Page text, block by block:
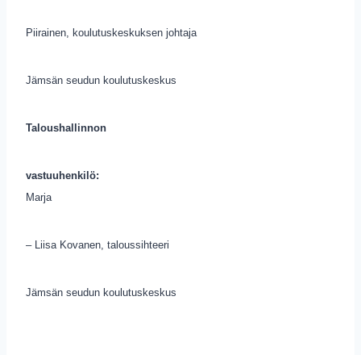
Piirainen, koulutuskeskuksen johtaja
Jämsän seudun koulutuskeskus
Taloushallinnon
vastuuhenkilö:
Marja
– Liisa Kovanen, taloussihteeri
Jämsän seudun koulutuskeskus